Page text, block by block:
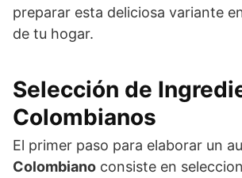
preparar esta deliciosa variante
de tu hogar.
Selección de
Colombianos
El primer paso para elaborar un
Colombiano consiste en